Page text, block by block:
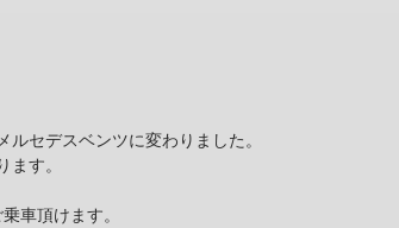
セデスベンツに変わりました。
す。
車頂けます。